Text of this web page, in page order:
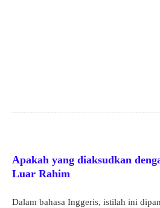
Apakah yang diaksudkan
Luar Rahim
Dalam bahasa Inggeris, istilah ini